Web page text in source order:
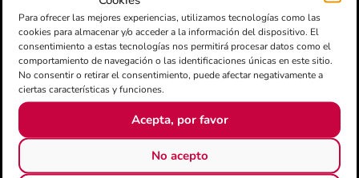
Para ofrecer las mejores experiencias, utilizamos tecnologías como las
cookies para almacenar y/o acceder a la información del dispositivo. El
consentimiento a estas tecnologías nos permitirá procesar datos como el
comportamiento de navegación o las identificaciones únicas en este sitio.
No consentir o retirar el consentimiento, puede afectar negativamente a
ciertas características y funciones.
Acepta, por favor
No acepto
Exportar + iCal / Outlook
COMPARTIR
ESDEVENIMENT